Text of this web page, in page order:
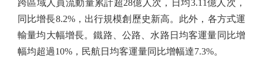
跨區域人員流動量累計超28億人次，日均3.11億人次，
同比增長8.2%，出行規模創歷史新高。此外，各方式運
輸量均大幅增長。鐵路、公路、水路日均客運量同比增
幅均超過10%，民航日均客運量同比增幅達7.3%。